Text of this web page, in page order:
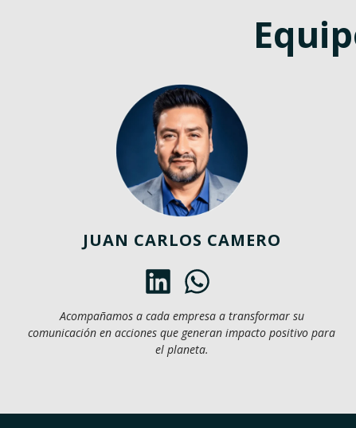
JUAN CARLOS CAMERO
Acompañamos a cada empresa a transformar su
comunicación en acciones que generan impacto positivo para
el planeta.